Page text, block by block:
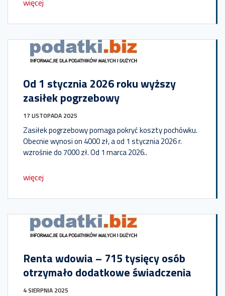
więcej
Od 1 stycznia 2026 roku wyższy
zasiłek pogrzebowy
17 LISTOPADA 2025
Zasiłek pogrzebowy pomaga pokryć koszty pochówku.
Obecnie wynosi on 4000 zł, a od 1 stycznia 2026 r.
wzrośnie do 7000 zł. Od 1 marca 2026..
więcej
Renta wdowia – 715 tysięcy osób
otrzymało dodatkowe świadczenia
4 SIERPNIA 2025